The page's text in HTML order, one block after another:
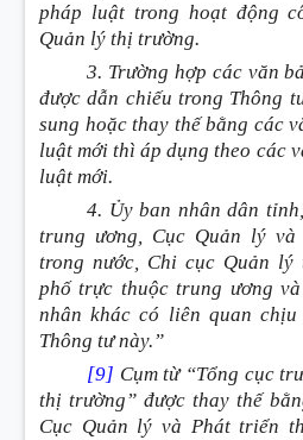
pháp luật trong hoạt động
Quản lý thị trường.
3. Trường hợp các văn
được dẫn chiếu trong Thông
sung hoặc thay thế bằng các
luật mới thì áp dụng theo các
luật mới.
4. Ủy ban nhân dân
trung ương, Cục Quản lý
trong nước, Chi cục Quản
phố trực thuộc trung ương
nhân khác có liên quan
Thông tư này.”
[9] Cụm từ “Tổng cục
thị trường” được thay thế
Cục Quản lý và Phát triển